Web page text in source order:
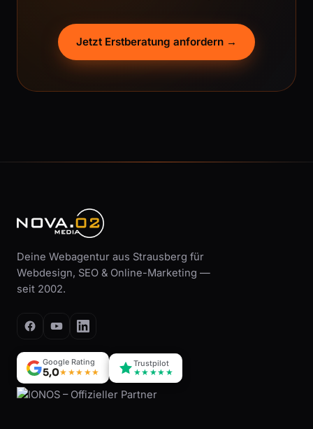
Jetzt Erstberatung anfordern →
Deine Webagentur aus Strausberg für
Webdesign, SEO & Online-Marketing —
seit 2002.
Google Rating
5,0★★★★★
Trustpilot
★★★★★